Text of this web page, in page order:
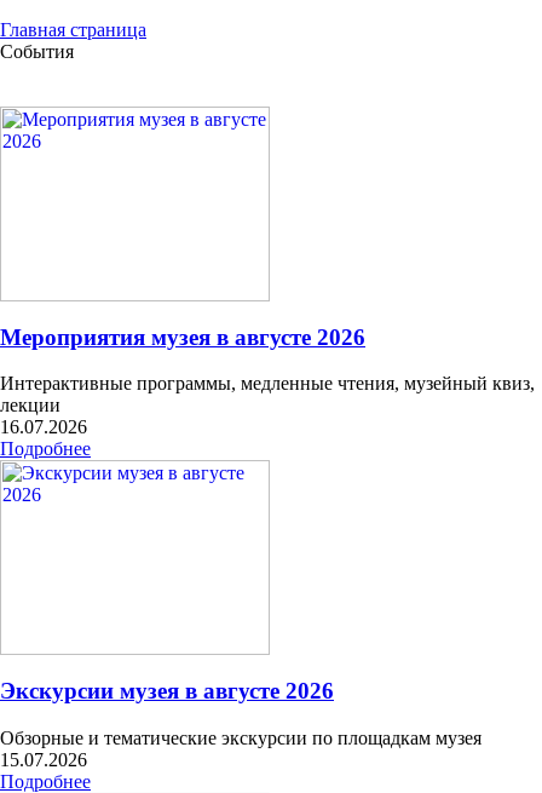
Главная страница
События
Мероприятия музея в августе 2026
Интерактивные программы, медленные чтения, музейный квиз,
лекции
16.07.2026
Подробнее
Экскурсии музея в августе 2026
Обзорные и тематические экскурсии по площадкам музея
15.07.2026
Подробнее